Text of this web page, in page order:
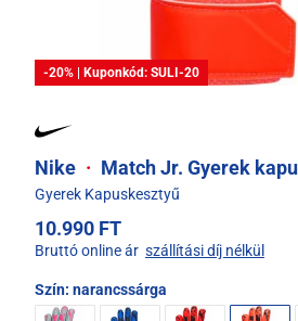
-20% | Kuponkód: SULI-20
Nike · Match Jr. Gyerek
Gyerek Kapuskesztyű
10.990 FT
Bruttó online ár szállítási díj nélkül
Szín: narancssárga